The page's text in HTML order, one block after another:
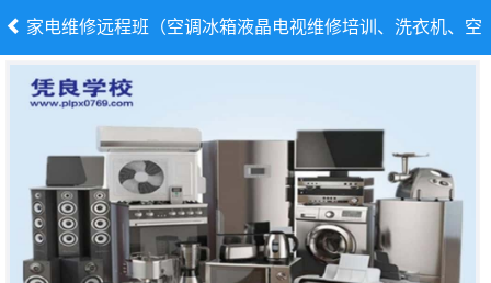
家电维修远程班（空调冰箱液晶电视维修培训、洗衣机、空
调制冷、微波炉、热水器等）